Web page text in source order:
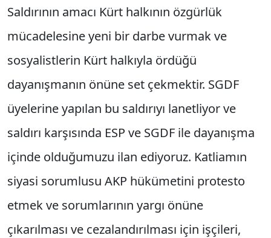
Saldırının amacı Kürt halkının özgürlük
mücadelesine yeni bir darbe vurmak ve
sosyalistlerin Kürt halkıyla ördüğü
dayanışmanın önüne set çekmektir. SGDF
üyelerine yapılan bu saldırıyı lanetliyor ve
saldırı karşısında ESP ve SGDF ile dayanışma
içinde olduğumuzu ilan ediyoruz. Katliamın
siyasi sorumlusu AKP hükümetini protesto
etmek ve sorumlarının yargı önüne
çıkarılması ve cezalandırılması için işçileri,